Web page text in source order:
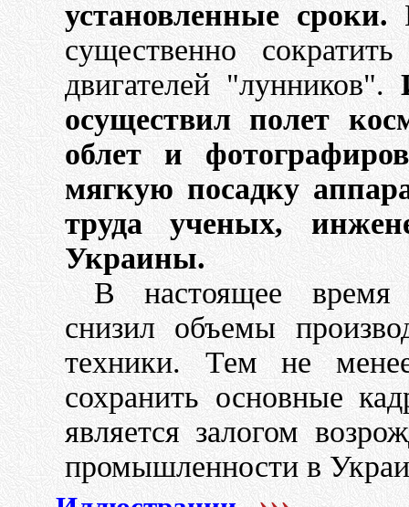
установленные сроки.
существенно
двигателей "лунников".
осуществил полет
облет и
мягкую посадку
труда ученых,
Украины.
В настоящее время
снизил объемы
техники. Тем не
сохранить основные
является залогом
промышленности в